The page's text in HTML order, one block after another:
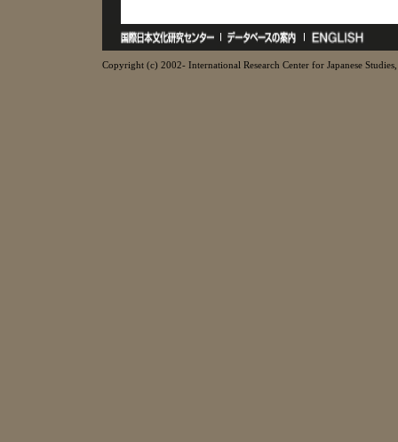
Copyright (c) 2002- International Research Center for Japanese